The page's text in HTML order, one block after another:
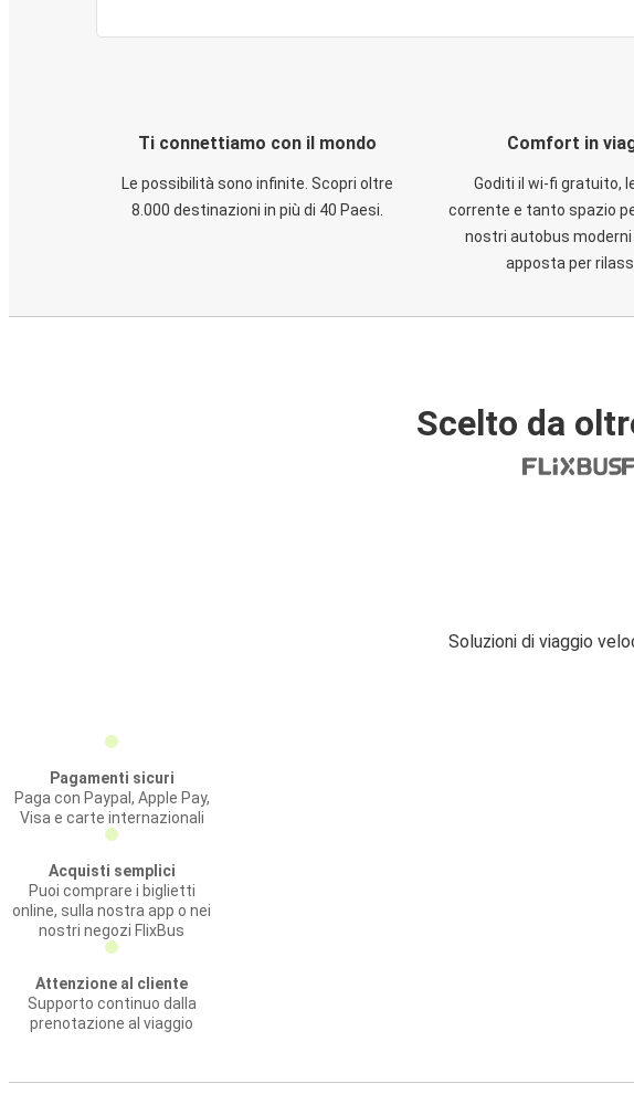
Ti connettiamo con il mondo
Le possibilità sono infinite. Scopri oltre
8.000 destinazioni in più di 40 Paesi.
Comfort in
Goditi il wi-fi gratuito,
corrente e tanto spazio
nostri autobus
apposta per
Scelto da
Soluzioni di viaggio
Pagamenti sicuri
Paga con Paypal, Apple Pay,
Visa e carte internazionali
Acquisti semplici
Puoi comprare i biglietti
online, sulla nostra app o nei
nostri negozi FlixBus
Attenzione al cliente
Supporto continuo dalla
prenotazione al viaggio